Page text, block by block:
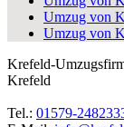
Umzug von
Umzug von
Krefeld-
Krefeld
Tel.: 01579-